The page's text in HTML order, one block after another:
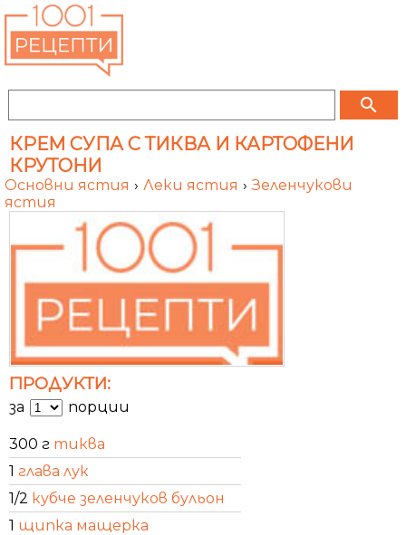
search
КРЕМ СУПА С ТИКВА И КАРТОФЕНИ
КРУТОНИ
Основни ястия › Леки ястия › Зеленчукови
ястия
ПРОДУКТИ:
за порции
300 г тиква
1 глава лук
1/2 кубче зеленчуков бульон
1 щипка мащерка